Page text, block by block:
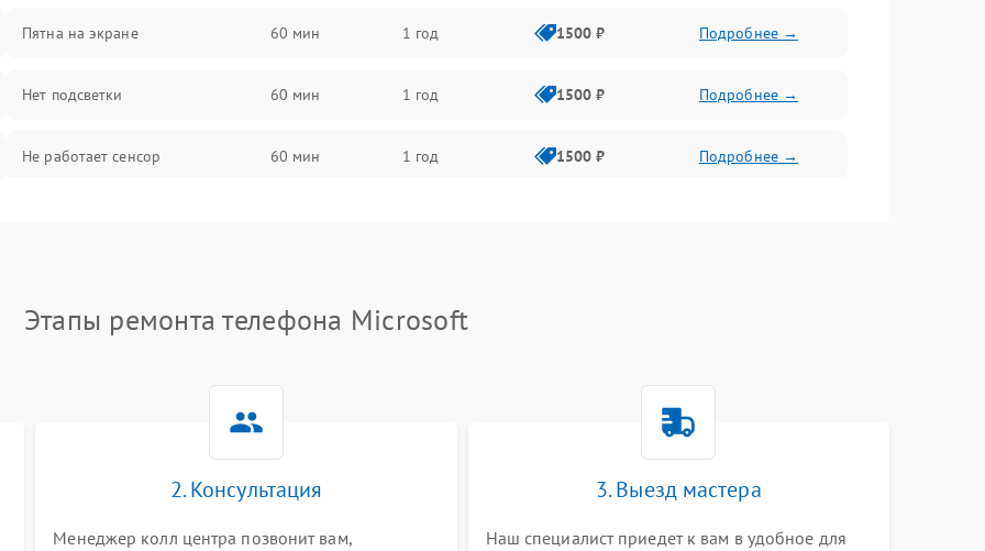
Пятна на экране 60 мин 1 год 1500 ₽ Подробнее →
Нет подсветки 60 мин 1 год 1500 ₽ Подробнее →
Не работает сенсор 60 мин 1 год 1500 ₽ Подробнее →
Не работает Face ID 60 мин
Этапы ремонта телефона Microsoft
2. Консультация
Менеджер колл центра позвонит вам,
3. Выезд мастера
Наш специалист приедет к вам в удобное для